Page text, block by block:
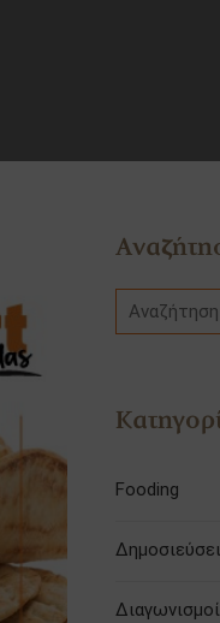
Fooding
Διαγωνισμοί